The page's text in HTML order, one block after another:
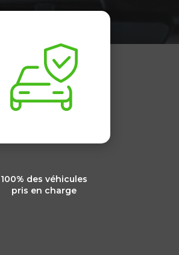
100% des véhicules
pris en charge